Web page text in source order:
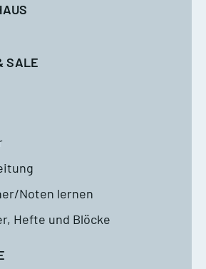
SALE
Noten lernen
Hefte und Blöcke